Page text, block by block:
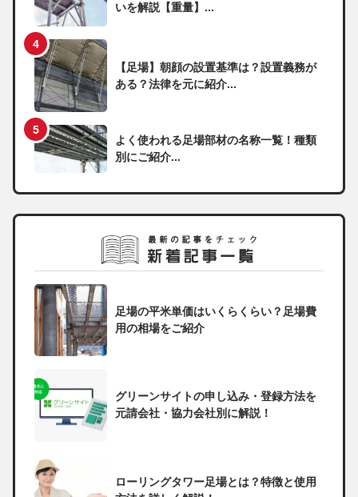
いを解説【重量】...
【足場】朝顔の設置基準は？設置義務が
ある？法律を元に紹介...
よく使われる足場部材の名称一覧！種類
別にご紹介...
足場の平米単価はいくらくらい？足場費
用の相場をご紹介
グリーンサイトの申し込み・登録方法を
元請会社・協力会社別に解説！
ローリングタワー足場とは？特徴と使用